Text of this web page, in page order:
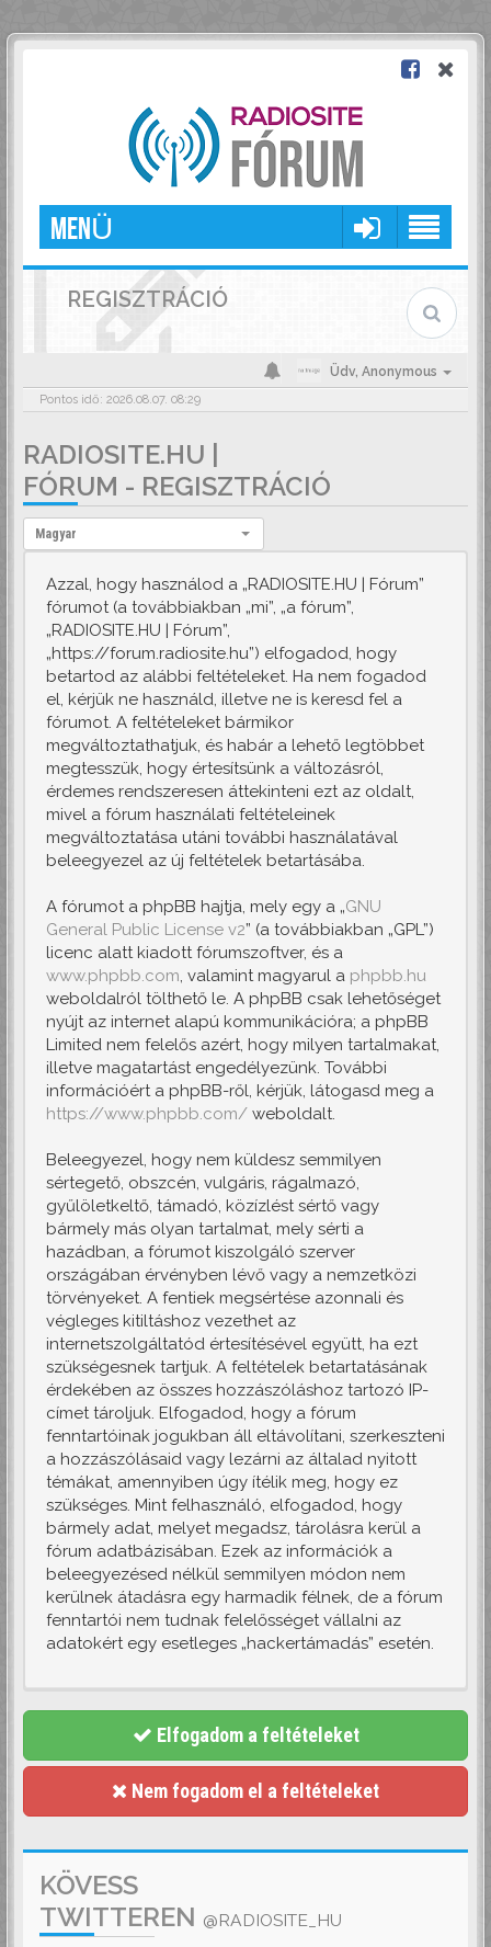
MENÜ
REGISZTRÁCIÓ
Üdv, Anonymous
Pontos idő: 2026.08.07. 08:29
RADIOSITE.HU |
FÓRUM - REGISZTRÁCIÓ
Nyelv:
Magyar
Azzal, hogy használod a „RADIOSITE.HU | Fórum”
fórumot (a továbbiakban „mi”, „a fórum”,
„RADIOSITE.HU | Fórum”,
„https://forum.radiosite.hu”) elfogadod, hogy
betartod az alábbi feltételeket. Ha nem fogadod
el, kérjük ne használd, illetve ne is keresd fel a
fórumot. A feltételeket bármikor
megváltoztathatjuk, és habár a lehető legtöbbet
megtesszük, hogy értesítsünk a változásról,
érdemes rendszeresen áttekinteni ezt az oldalt,
mivel a fórum használati feltételeinek
megváltoztatása utáni további használatával
beleegyezel az új feltételek betartásába.
A fórumot a phpBB hajtja, mely egy a „GNU
General Public License v2” (a továbbiakban „GPL”)
licenc alatt kiadott fórumszoftver, és a
www.phpbb.com, valamint magyarul a phpbb.hu
weboldalról tölthető le. A phpBB csak lehetőséget
nyújt az internet alapú kommunikációra; a phpBB
Limited nem felelős azért, hogy milyen tartalmakat,
illetve magatartást engedélyezünk. További
információért a phpBB-ről, kérjük, látogasd meg a
https://www.phpbb.com/ weboldalt.
Beleegyezel, hogy nem küldesz semmilyen
sértegető, obszcén, vulgáris, rágalmazó,
gyűlöletkeltő, támadó, közízlést sértő vagy
bármely más olyan tartalmat, mely sérti a
hazádban, a fórumot kiszolgáló szerver
országában érvényben lévő vagy a nemzetközi
törvényeket. A fentiek megsértése azonnali és
végleges kitiltáshoz vezethet az
internetszolgáltatód értesítésével együtt, ha ezt
szükségesnek tartjuk. A feltételek betartatásának
érdekében az összes hozzászóláshoz tartozó IP-
címet tároljuk. Elfogadod, hogy a fórum
fenntartóinak jogukban áll eltávolítani, szerkeszteni
a hozzászólásaid vagy lezárni az általad nyitott
témákat, amennyiben úgy ítélik meg, hogy ez
szükséges. Mint felhasználó, elfogadod, hogy
bármely adat, melyet megadsz, tárolásra kerül a
fórum adatbázisában. Ezek az információk a
beleegyezésed nélkül semmilyen módon nem
kerülnek átadásra egy harmadik félnek, de a fórum
fenntartói nem tudnak felelősséget vállalni az
adatokért egy esetleges „hackertámadás” esetén.
Elfogadom a feltételeket
Nem fogadom el a feltételeket
KÖVESS
TWITTEREN @RADIOSITE_HU